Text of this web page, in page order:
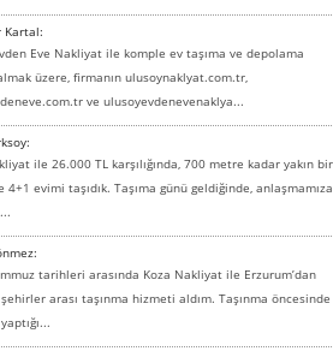
Kartal:
Eve Nakliyat ile komple ev taşıma ve depolama
üzere, firmanın ulusoynaklyat.com.tr,
ve ulusoyevdenevenaklya...
ile 26.000 TL karşılığında, 700 metre kadar yakın bir
4+1 evimi taşıdık. Taşıma günü geldiğinde, anlaşmamıza
tarihleri arasında Koza Nakliyat ile Erzurum’dan
şehirler arası taşınma hizmeti aldım. Taşınma öncesinde